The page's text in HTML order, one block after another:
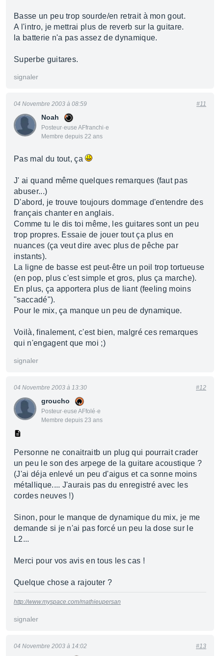
Basse un peu trop sourde/en retrait à mon gout.
A l'intro, je mettrai plus de reverb sur la guitare.
la batterie n'a pas assez de dynamique.
Superbe guitares.
signaler
Noah
Posteur·euse AFfranchi·e
Membre depuis 22 ans
04 Novembre 2003 à 08:59 #11
Pas mal du tout, ça
J' ai quand même quelques remarques (faut pas
abuser...)
D'abord, je trouve toujours dommage d'entendre des
français chanter en anglais.
Comme tu le dis toi même, les guitares sont un peu
trop propres. Essaie de jouer tout ça plus en
nuances (ça veut dire avec plus de pêche par
instants).
La ligne de basse est peut-être un poil trop tortueuse
(en pop, plus c'est simple et gros, plus ça marche).
En plus, ça apportera plus de liant (feeling moins
"saccadé").
Pour le mix, ça manque un peu de dynamique.
Voilà, finalement, c'est bien, malgré ces remarques
qui n'engagent que moi ;)
signaler
groucho
Posteur·euse AFfolé·e
Membre depuis 23 ans
04 Novembre 2003 à 13:30 #12
Personne ne conaitraitb un plug qui pourrait crader
un peu le son des arpege de la guitare acoustique ?
(J'ai déja enlevé un peu d'aigus et ca sonne moins
métallique.... J'aurais pas du enregistré avec les
cordes neuves !)
Sinon, pour le manque de dynamique du mix, je me
demande si je n'ai pas forcé un peu la dose sur le
L2...
Merci pour vos avis en tous les cas !
Quelque chose a rajouter ?
http://www.myspace.com/mathieupersan
signaler
04 Novembre 2003 à 14:02 #13